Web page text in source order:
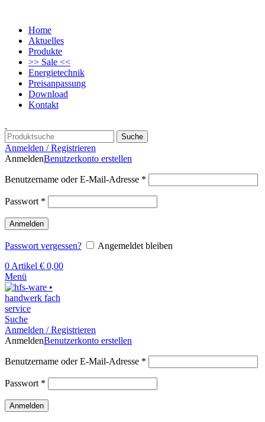
Home
Aktuelles
Produkte
>> Sale <<
Energietechnik
Preisanpassung
Download
Kontakt
Suche
Anmelden / Registrieren
AnmeldenBenutzerkonto erstellen
Benutzername oder E-Mail-Adresse *
Passwort *
Anmelden
Passwort vergessen?
Angemeldet bleiben
0 Artikel € 0,00
Menü
Suche
Anmelden / Registrieren
AnmeldenBenutzerkonto erstellen
Benutzername oder E-Mail-Adresse *
Passwort *
Anmelden